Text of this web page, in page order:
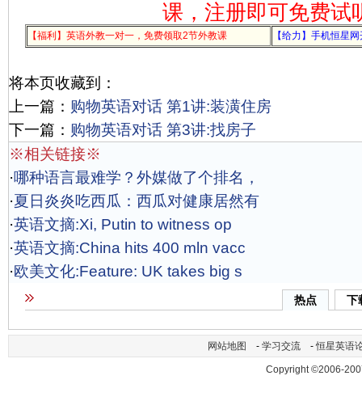
课，注册即可免费试
【福利】英语外教一对一，免费领取2节外教课 【给力】手机恒星
将本页收藏到：
上一篇： 购物英语对话 第1讲:装潢住房
下一篇： 购物英语对话 第3讲:找房子
※相关链接※
·哪种语言最难学？外媒做了个排名，
·夏日炎炎吃西瓜：西瓜对健康居然有
·英语文摘:Xi, Putin to witness op
·英语文摘:China hits 400 mln vacc
·欧美文化:Feature: UK takes big s
热点 下
网站地图 - 学习交流 -恒星英语
Copyright ©2006-